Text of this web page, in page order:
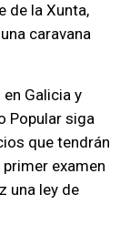
de la Xunta,
caravana
Galicia y
Popular siga
que tendrán
examen
una ley de